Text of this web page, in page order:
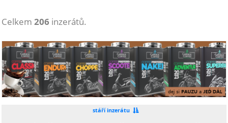
Celkem 206 inzerátů.
stáří inzerátu